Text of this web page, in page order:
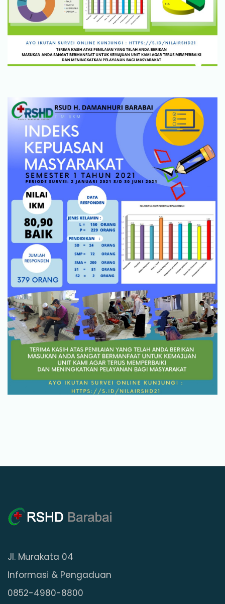
Jl. Murakata 04
Informasi & Pengaduan
0852-4980-8800